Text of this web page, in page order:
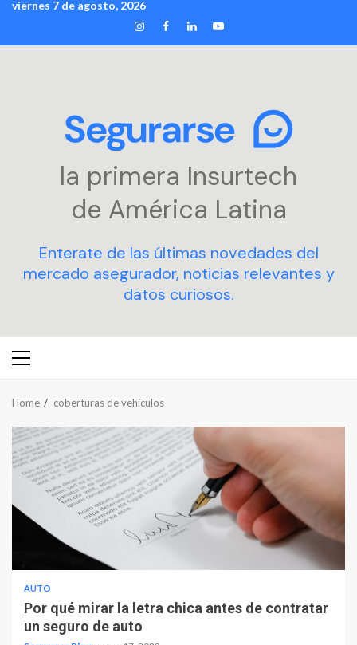
Skip
content
viernes 7 de agosto, 2026
INSTAGRAM
FACEBOOK
LINKEDIN
YOUTUBE
la primera Insurtech
de América Latina
Enterate de las últimas novedades del
mercado asegurador, noticias relevantes y
datos curiosos.
Primary
Home coberturas de vehículos
AUTO
Por qué mirar la letra chica antes de contratar
un seguro de auto